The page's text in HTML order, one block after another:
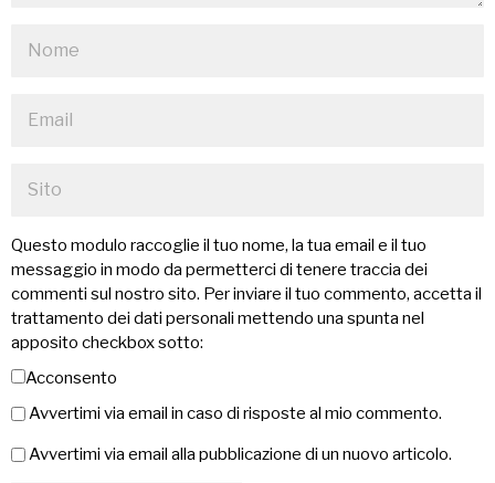
Questo modulo raccoglie il tuo nome, la tua email e il tuo
messaggio in modo da permetterci di tenere traccia dei
commenti sul nostro sito. Per inviare il tuo commento, accetta il
trattamento dei dati personali mettendo una spunta nel
apposito checkbox sotto:
Acconsento
Avvertimi via email in caso di risposte al mio commento.
Avvertimi via email alla pubblicazione di un nuovo articolo.